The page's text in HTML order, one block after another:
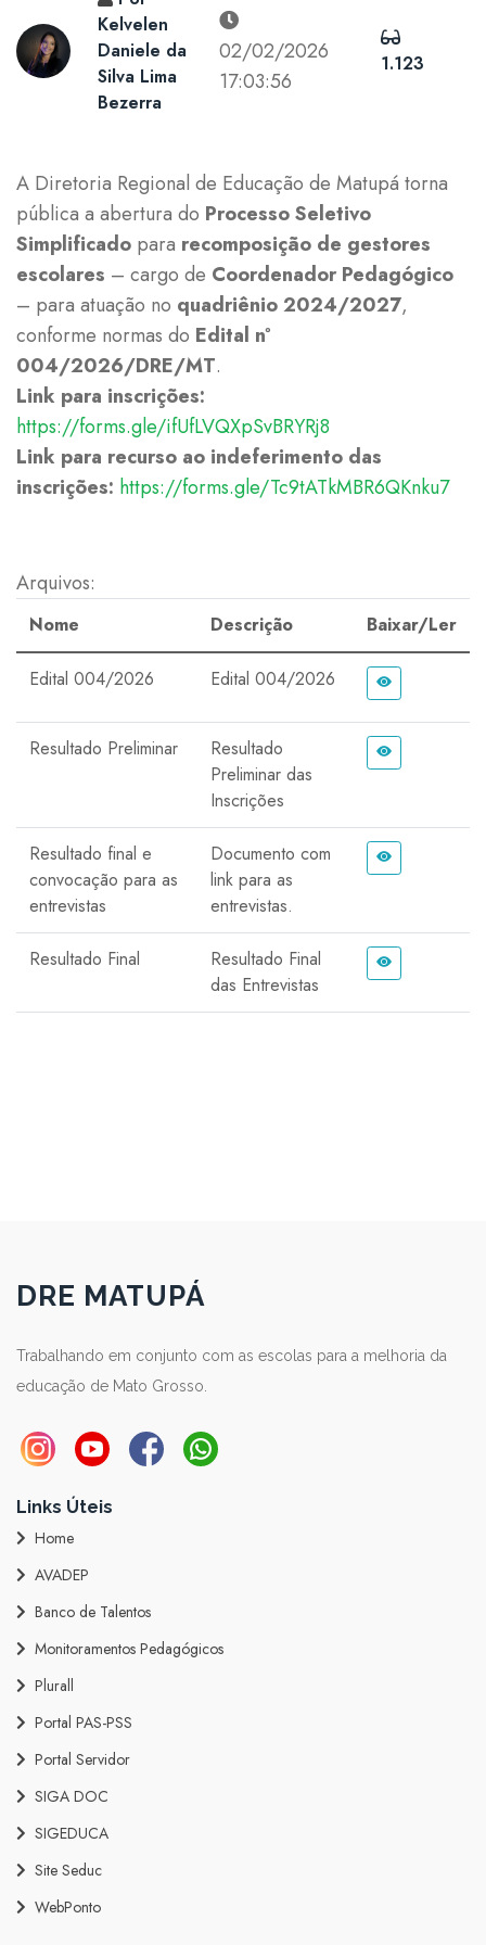
Kelvelen
Daniele da
Silva Lima
Bezerra
02/02/2026
17:03:56
1.123
A Diretoria Regional de Educação de Matupá torna
pública a abertura do Processo Seletivo
Simplificado para recomposição de gestores
escolares – cargo de Coordenador Pedagógico
– para atuação no quadriênio 2024/2027,
conforme normas do Edital nº
004/2026/DRE/MT.
Link para inscrições:
https://forms.gle/ifUfLVQXpSvBRYRj8
Link para recurso ao indeferimento das
inscrições: https://forms.gle/Tc9tATkMBR6QKnku7
Arquivos:
Nome Descrição Baixar/Ler
Edital 004/2026 Edital 004/2026
Resultado Preliminar
Resultado
Preliminar das
Inscrições
Resultado final e
convocação para as
entrevistas
Documento com
link para as
entrevistas.
Resultado Final
Resultado Final
das Entrevistas
DRE MATUPÁ
Trabalhando em conjunto com as escolas para a melhoria da
educação de Mato Grosso.
Links Úteis
Home
AVADEP
Banco de Talentos
Monitoramentos Pedagógicos
Plurall
Portal PAS-PSS
Portal Servidor
SIGA DOC
SIGEDUCA
Site Seduc
WebPonto